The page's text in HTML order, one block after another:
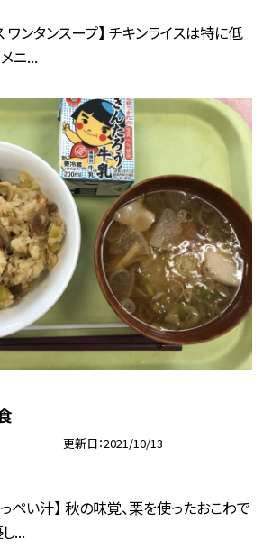
ワンタンスープ】 チキンライスは特に低
ニ...
更新日 2021/10/13
ぺい汁】 秋の味覚、栗を使ったおこわで
...